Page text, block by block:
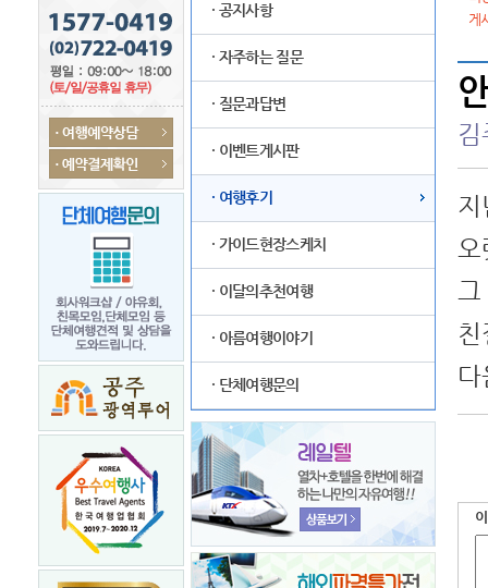
· 공지사항
· 자주하는 질문
· 질문과답변
· 이벤트게시판
· 여행후기
· 가이드현장스케치
· 이달의추천여행
· 아름여행이야기
· 단체여행문의
게
지